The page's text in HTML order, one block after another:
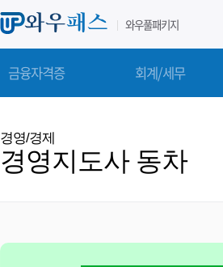
와우풀패키지
경영/경제
경영지도사 동차
금융자격증 회계/세무